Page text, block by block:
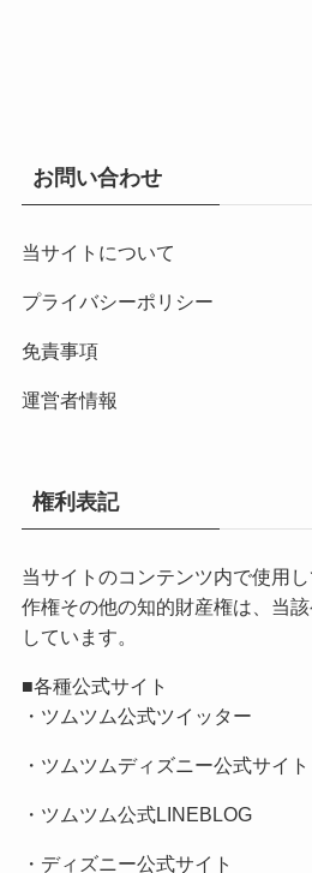
お問い合わせ
当サイトについて
プライバシーポリシー
免責事項
運営者情報
権利表記
当サイトのコンテンツ内で使用
作権その他の知的財産権は、当
しています。
■各種公式サイト
・ ツムツム公式ツイッター
・ ツムツムディズニー公式サイト
・ ツムツム公式LINEBLOG
・ ディズニー公式サイト